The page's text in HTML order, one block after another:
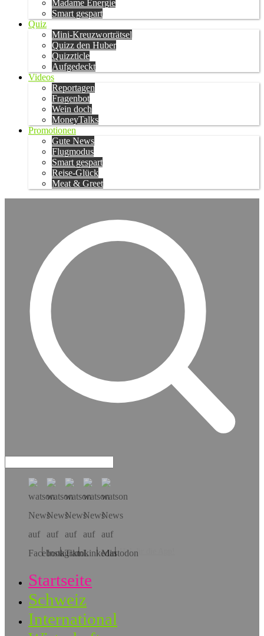
Madame Energie
Smart gespart
Quiz
Mini-Kreuzworträtsel
Quizz den Huber
Quizzticle
Aufgedeckt
Videos
Reportagen
Fragenbot
Wein doch
MoneyTalks
Promotionen
Gute News
Flugmodus
Smart gespart
Reise-Glück
Meat & Greet
Hol dir die App!
Startseite
Schweiz
International